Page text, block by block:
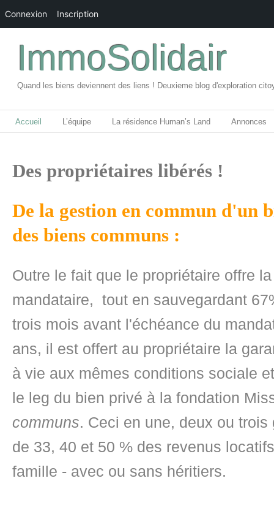
ImmoSolidair
Quand les biens deviennent des liens ! Deuxieme blog d'exploration
Accueil L’équipe La résidence Human’s Land Annonces
Des propriétaires libérés !
De la gestion en commun d'un
des biens communs :
Outre le fait que le propriétaire offre
mandataire, tout en sauvegardant
trois mois avant l'échéance du
ans, il est offert au propriétaire la
à vie aux mêmes conditions sociale
le leg du bien privé à la fondation
communs. Ceci en une, deux ou
de 33, 40 et 50 % des revenus
famille - avec ou sans héritiers.
Connexion Inscription